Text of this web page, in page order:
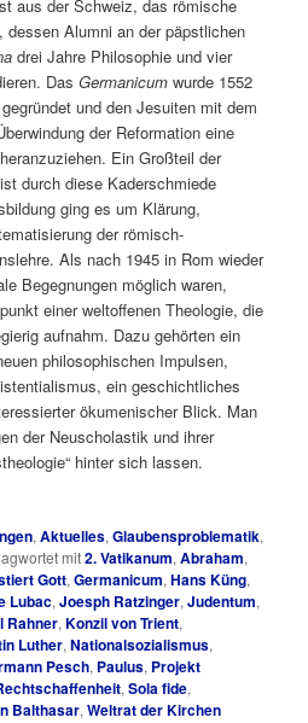
aus der Schweiz, das römische
, dessen Alumni an der päpstlichen
drei Jahre Philosophie und vier
DasGermanicum wurde 1552
und den Jesuiten mit dem
der Reformation eine
Ein Großteil der
durch diese Kaderschmiede
ging es um Klärung,
der römisch-
Als nach 1945 in Rom wieder
Begegnungen möglich waren,
einer weltoffenen Theologie, die
aufnahm. Dazu gehörten ein
philosophischen Impulsen,
ein geschichtliches
ökumenischer Blick. Man
der Neuscholastik und ihrer
hinter sich lassen.
,Aktuelles,Glaubensproblematik,
mit2. Vatikanum,Abraham,
Gott,Germanicum,Hans Küng,
Lubac,Joesph Ratzinger,Judentum,
Rahner,Konzil von Trient,
Luther,Nationalsozialismus,
Pesch, Paulus, Projekt
,Sola fide,
Balthasar,Weltrat der Kirchen